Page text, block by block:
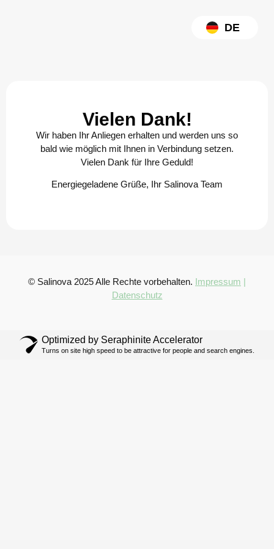
DE
EN
Vielen Dank!
Wir haben Ihr Anliegen erhalten und werden uns so
bald wie möglich mit Ihnen in Verbindung setzen.
Vielen Dank für Ihre Geduld!
Energiegeladene Grüße, Ihr Salinova Team
© Salinova 2025 Alle Rechte vorbehalten. Impressum |
Datenschutz
Optimized by Seraphinite Accelerator
Turns on site high speed to be attractive for people and search engines.